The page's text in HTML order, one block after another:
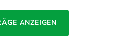
ANZEIGEN